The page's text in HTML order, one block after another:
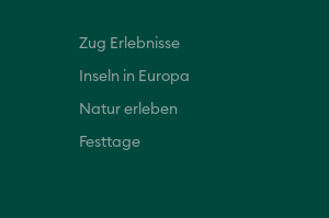
Zug Erlebnisse
Inseln in Europa
Natur erleben
Festtage